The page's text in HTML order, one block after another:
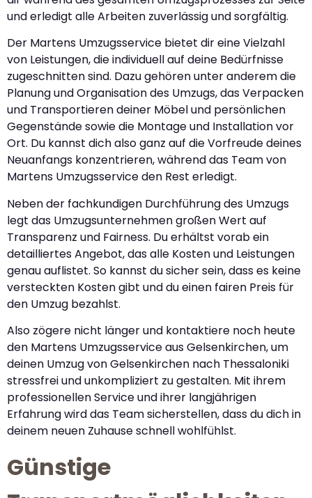
und erledigt alle Arbeiten zuverlässig und sorgfältig.
Der Martens Umzugsservice bietet dir eine Vielzahl
von Leistungen, die individuell auf deine Bedürfnisse
zugeschnitten sind. Dazu gehören unter anderem die
Planung und Organisation des Umzugs, das Verpacken
und Transportieren deiner Möbel und persönlichen
Gegenstände sowie die Montage und Installation vor
Ort. Du kannst dich also ganz auf die Vorfreude deines
Neuanfangs konzentrieren, während das Team von
Martens Umzugsservice den Rest erledigt.
Neben der fachkundigen Durchführung des Umzugs
legt das Umzugsunternehmen großen Wert auf
Transparenz und Fairness. Du erhältst vorab ein
detailliertes Angebot, das alle Kosten und Leistungen
genau auflistet. So kannst du sicher sein, dass es keine
versteckten Kosten gibt und du einen fairen Preis für
den Umzug bezahlst.
Also zögere nicht länger und kontaktiere noch heute
den Martens Umzugsservice aus Gelsenkirchen, um
deinen Umzug von Gelsenkirchen nach Thessaloniki
stressfrei und unkompliziert zu gestalten. Mit ihrem
professionellen Service und ihrer langjährigen
Erfahrung wird das Team sicherstellen, dass du dich in
deinem neuen Zuhause schnell wohlfühlst.
Günstige